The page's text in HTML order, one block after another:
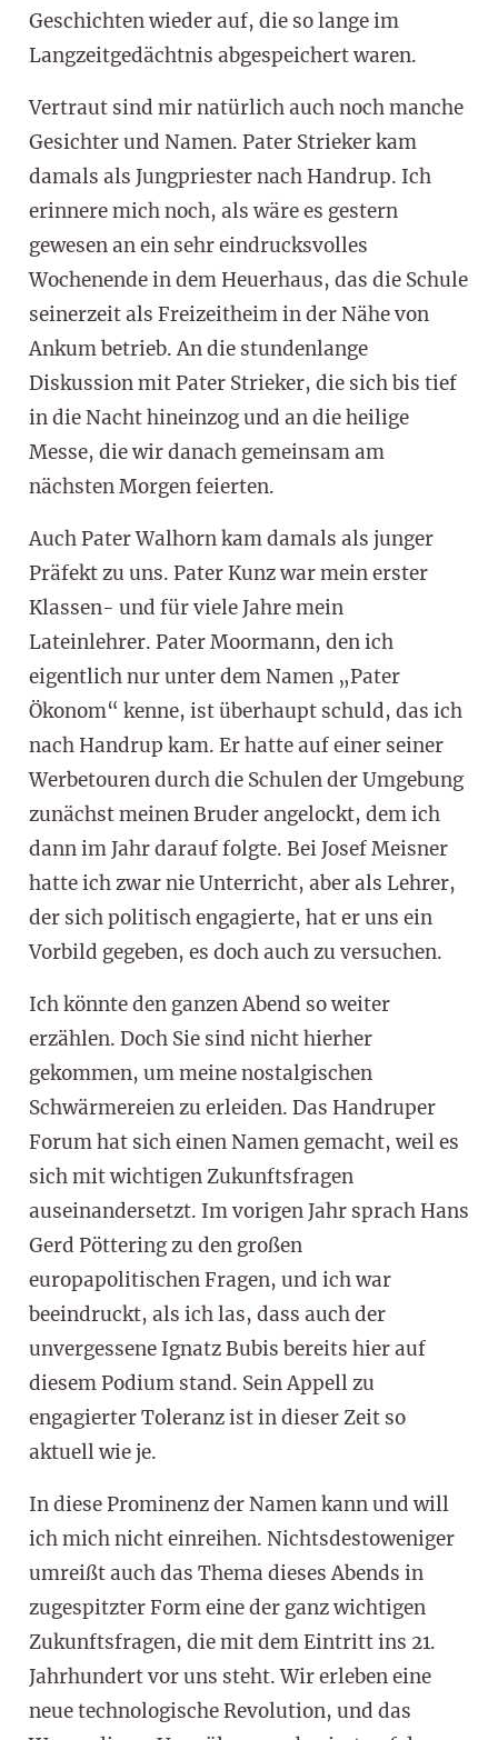
Geschichten wieder auf, die so lange im
Langzeitgedächtnis abgespeichert waren.
Vertraut sind mir natürlich auch noch manche
Gesichter und Namen. Pater Strieker kam
damals als Jungpriester nach Handrup. Ich
erinnere mich noch, als wäre es gestern
gewesen an ein sehr eindrucksvolles
Wochenende in dem Heuerhaus, das die Schule
seinerzeit als Freizeitheim in der Nähe von
Ankum betrieb. An die stundenlange
Diskussion mit Pater Strieker, die sich bis tief
in die Nacht hineinzog und an die heilige
Messe, die wir danach gemeinsam am
nächsten Morgen feierten.
Auch Pater Walhorn kam damals als junger
Präfekt zu uns. Pater Kunz war mein erster
Klassen- und für viele Jahre mein
Lateinlehrer. Pater Moormann, den ich
eigentlich nur unter dem Namen „Pater
Ökonom“ kenne, ist überhaupt schuld, das ich
nach Handrup kam. Er hatte auf einer seiner
Werbetouren durch die Schulen der Umgebung
zunächst meinen Bruder angelockt, dem ich
dann im Jahr darauf folgte. Bei Josef Meisner
hatte ich zwar nie Unterricht, aber als Lehrer,
der sich politisch engagierte, hat er uns ein
Vorbild gegeben, es doch auch zu versuchen.
Ich könnte den ganzen Abend so weiter
erzählen. Doch Sie sind nicht hierher
gekommen, um meine nostalgischen
Schwärmereien zu erleiden. Das Handruper
Forum hat sich einen Namen gemacht, weil es
sich mit wichtigen Zukunftsfragen
auseinandersetzt. Im vorigen Jahr sprach Hans
Gerd Pöttering zu den großen
europapolitischen Fragen, und ich war
beeindruckt, als ich las, dass auch der
unvergessene Ignatz Bubis bereits hier auf
diesem Podium stand. Sein Appell zu
engagierter Toleranz ist in dieser Zeit so
aktuell wie je.
In diese Prominenz der Namen kann und will
ich mich nicht einreihen. Nichtsdestoweniger
umreißt auch das Thema dieses Abends in
zugespitzter Form eine der ganz wichtigen
Zukunftsfragen, die mit dem Eintritt ins 21.
Jahrhundert vor uns steht. Wir erleben eine
neue technologische Revolution, und das